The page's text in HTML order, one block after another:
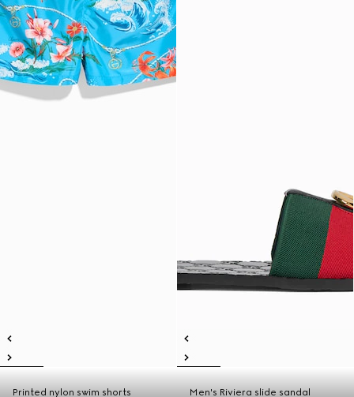
Printed nylon swim shorts
Men's Riviera slide sandal